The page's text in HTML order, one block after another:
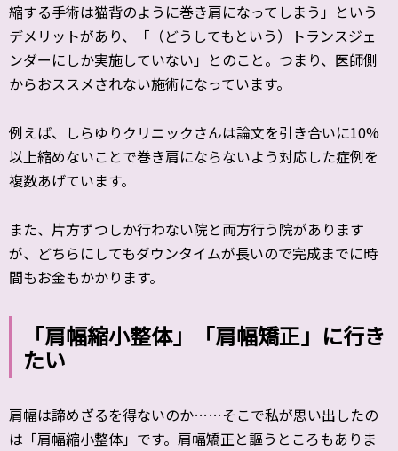
縮する手術は猫背のように巻き肩になってしまう」という
デメリットがあり、「（どうしてもという）トランスジェ
ンダーにしか実施していない」とのこと。つまり、医師側
からおススメされない施術になっています。
例えば、しらゆりクリニックさんは論文を引き合いに10%
以上縮めないことで巻き肩にならないよう対応した症例を
複数あげています。
また、片方ずつしか行わない院と両方行う院があります
が、どちらにしてもダウンタイムが長いので完成までに時
間もお金もかかります。
「肩幅縮小整体」「肩幅矯正」に行き
たい
肩幅は諦めざるを得ないのか……そこで私が思い出したの
は「肩幅縮小整体」です。肩幅矯正と謳うところもありま